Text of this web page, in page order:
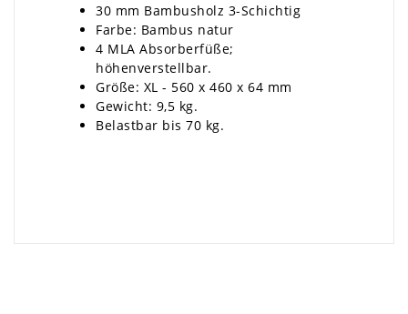
30 mm Bambusholz 3-Schichtig
Farbe: Bambus natur
4 MLA Absorberfüße;
höhenverstellbar.
Größe: XL - 560 x 460 x 64 mm
Gewicht: 9,5 kg.
Belastbar bis 70 kg.